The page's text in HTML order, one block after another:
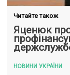
Читайте також
Яценюк
НОВИНИ УКРАЇНИ